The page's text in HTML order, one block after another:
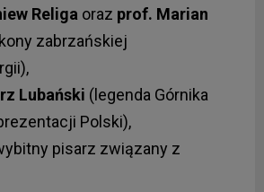
Religa oraz prof. Marian
zabrzańskiej
Lubański (legenda Górnika
Polski),
pisarz związany z